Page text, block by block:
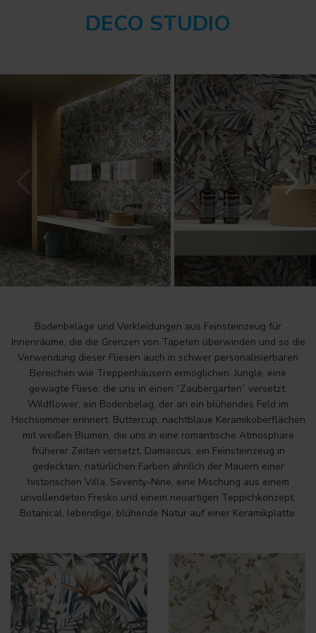
DECO STUDIO
Bodenbeläge und Verkleidungen aus Feinsteinzeug für
Innenräume, die die Grenzen von Tapeten überwinden und so die
Verwendung dieser Fliesen auch in schwer personalisierbaren
Bereichen wie Treppenhäusern ermöglichen. Jungle, eine
gewagte Fliese, die uns in einen “Zaubergarten” versetzt.
Wildflower, ein Bodenbelag, der an ein blühendes Feld im
Hochsommer erinnert. Buttercup, nachtblaue Keramikoberflächen
mit weißen Blumen, die uns in eine romantische Atmosphäre
früherer Zeiten versetzt. Damascus, ein Feinsteinzeug in
gedeckten, natürlichen Farben ähnlich der Mauern einer
historischen Villa. Seventy-Nine, eine Mischung aus einem
unvollendeten Fresko und einem neuartigen Teppichkonzept.
Botanical, lebendige, blühende Natur auf einer Keramikplatte.